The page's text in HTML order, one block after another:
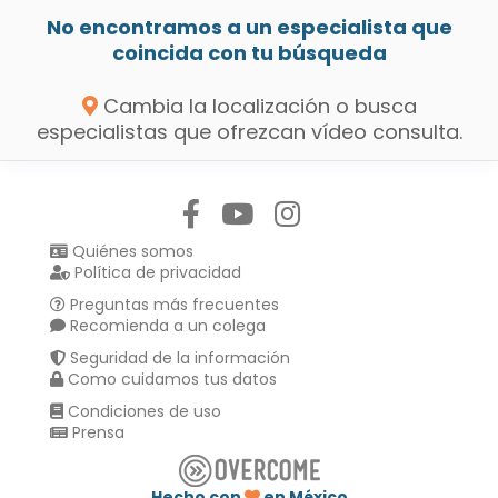
No encontramos a un especialista que
coincida con tu búsqueda
Cambia la localización o busca
especialistas que ofrezcan vídeo consulta.
Quiénes somos
Política de privacidad
Preguntas más frecuentes
Recomienda a un colega
Seguridad de la información
Como cuidamos tus datos
Condiciones de uso
Prensa